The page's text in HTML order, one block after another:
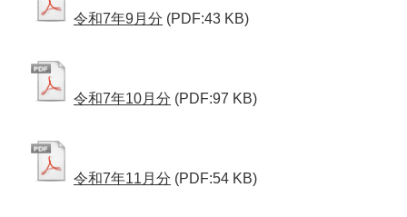
令和7年9月分 (PDF:43 KB)
令和7年10月分 (PDF:97 KB)
令和7年11月分 (PDF:54 KB)